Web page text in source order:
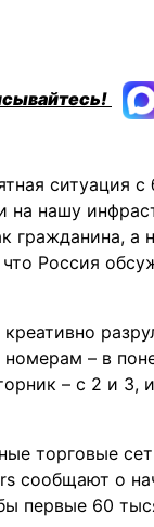
ситуация с
на нашу
гражданина, а
Россия
– в
– с 2 и 3,
торговые
сообщают о
первые 60